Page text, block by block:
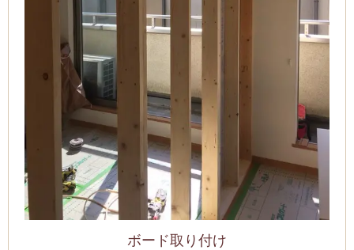
ボード取り付け